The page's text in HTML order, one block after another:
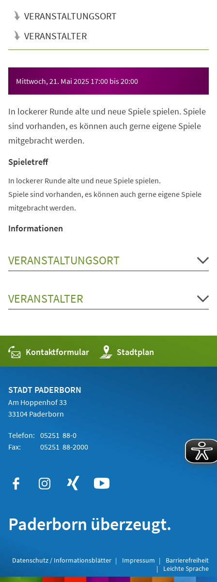
VERANSTALTUNGSORT
VERANSTALTER
Mittwoch, 21. Mai 2025 17:00 bis20:00
In lockerer Runde alte und neue Spiele spielen. Spiele
sind vorhanden, es können auch gerne eigene Spiele
mitgebracht werden.
Spieletreff
In lockerer Runde alte und neue Spiele spielen.
Spiele sind vorhanden, es können auch gerne eigene Spiele
mitgebracht werden.
Informationen
VERANSTALTUNGSORT
VERANSTALTER
Kontaktformular Stadtplan
(Öffnet
in
einem
STADT PADERBORN
Am Hoppenhof 33
33104 Paderborn
Telefon: 05251 88-0
Fax:
05251 88-2000
Paderborn überzeugt.
Datenschutz / Informationsblätter Impressum
Barrierefreiheit
Leichte Sprache